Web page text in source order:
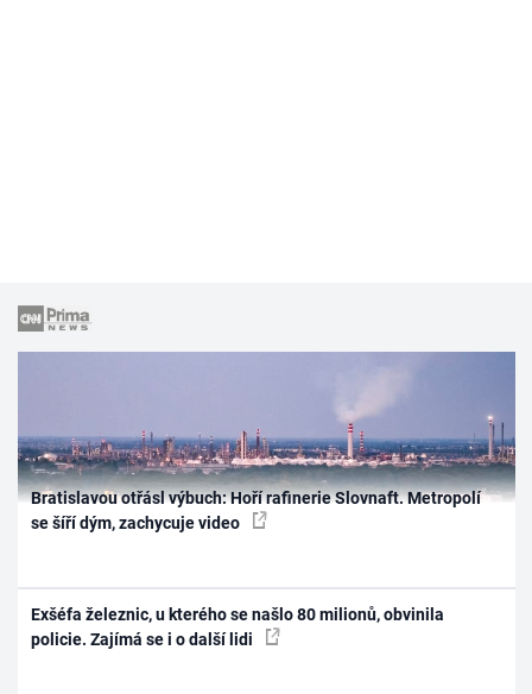
Bratislavou otřásl výbuch: Hoří rafinerie Slovnaft. Metropolí
se šíří dým, zachycuje video
Exšéfa železnic, u kterého se našlo 80 milionů, obvinila
policie. Zajímá se i o další lidi